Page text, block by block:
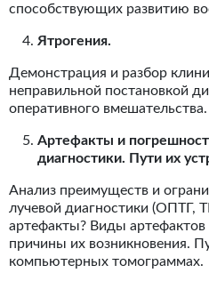
способствующих развитию
Ятрогения.
Демонстрация и разбор
неправильной постановкой
оперативного вмешательства.
Артефакты и
диагностики. Пути их
Анализ преимуществ и
лучевой диагностики (ОПТГ,
артефакты? Виды
причины их возникновения.
компьютерных томограммах.